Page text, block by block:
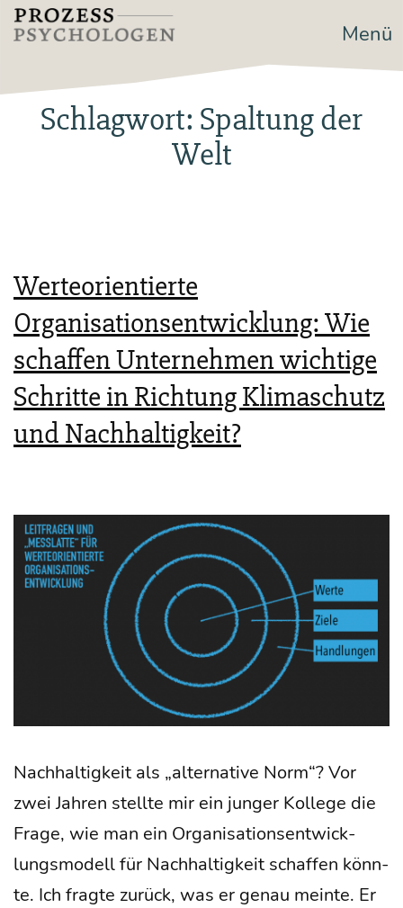
Zum
Inhalt
Prozesspsychologen Menü
Schlagwort: Spaltung der
Welt
Werteorientierte
Organisationsentwicklung: Wie
schaffen Unternehmen wichtige
Schritte in Richtung Klimaschutz
und Nachhaltigkeit?
Nach­hal­tig­keit als „alter­na­ti­ve Norm“? Vor
zwei Jah­ren stell­te mir ein jun­ger Kol­le­ge die
Fra­ge, wie man ein Orga­ni­sa­ti­ons­ent­wick­
lungs­mo­dell für Nach­hal­tig­keit schaf­fen könn­
te. Ich frag­te zurück, was er genau mein­te. Er